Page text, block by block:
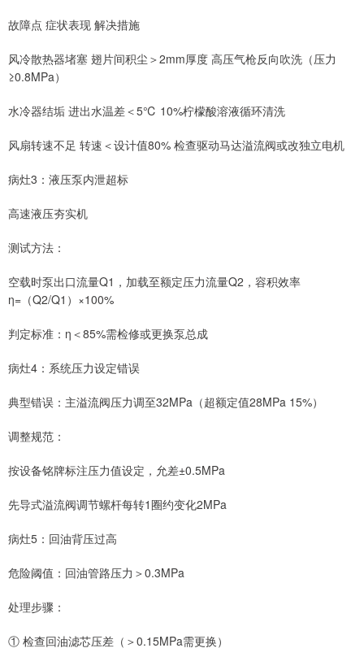
故障点 症状表现 解决措施
风冷散热器堵塞 翅片间积尘＞2mm厚度 高压气枪反向吹洗（压力
≥0.8MPa）
水冷器结垢 进出水温差＜5℃ 10%柠檬酸溶液循环清洗
风扇转速不足 转速＜设计值80% 检查驱动马达溢流阀或改独立电机
病灶3：液压泵内泄超标
高速液压夯实机
测试方法：
空载时泵出口流量Q1，加载至额定压力流量Q2，容积效率
η=（Q2/Q1）×100%
判定标准：η＜85%需检修或更换泵总成
病灶4：系统压力设定错误
典型错误：主溢流阀压力调至32MPa（超额定值28MPa 15%）
调整规范：
按设备铭牌标注压力值设定，允差±0.5MPa
先导式溢流阀调节螺杆每转1圈约变化2MPa
病灶5：回油背压过高
危险阈值：回油管路压力＞0.3MPa
处理步骤：
① 检查回油滤芯压差（＞0.15MPa需更换）